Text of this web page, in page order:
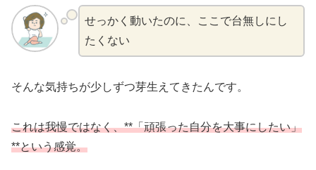
せっかく動いたのに、ここで台無しにし
たくない
そんな気持ちが少しずつ芽生えてきたんです。
これは我慢ではなく、**「頑張った自分を大事にしたい」
**という感覚。